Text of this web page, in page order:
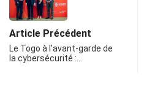
Article Précédent
Le Togo à l’avant-garde de
la cybersécurité :…